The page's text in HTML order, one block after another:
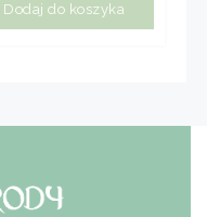
Dodaj do koszyka